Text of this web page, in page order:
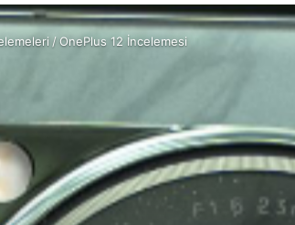
/OnePlus 12 İncelemesi